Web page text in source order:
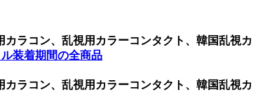
カラコン、乱視用カラーコンタクト、韓国乱視カ
装着期間の全商品
カラコン、乱視用カラーコンタクト、韓国乱視カ